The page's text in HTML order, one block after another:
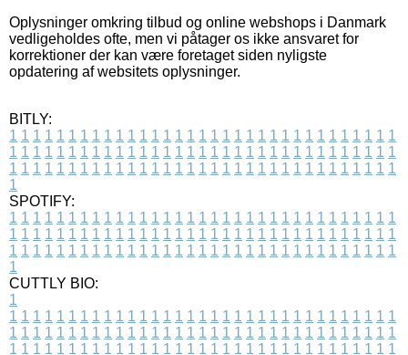
Oplysninger omkring tilbud og online webshops i Danmark
vedligeholdes ofte, men vi påtager os ikke ansvaret for
korrektioner der kan være foretaget siden nyligste
opdatering af websitets oplysninger.
BITLY:
1 1 1 1 1 1 1 1 1 1 1 1 1 1 1 1 1 1 1 1 1 1 1 1 1 1 1 1 1 1 1 1 1
1 1 1 1 1 1 1 1 1 1 1 1 1 1 1 1 1 1 1 1 1 1 1 1 1 1 1 1 1 1 1 1 1
1 1 1 1 1 1 1 1 1 1 1 1 1 1 1 1 1 1 1 1 1 1 1 1 1 1 1 1 1 1 1 1 1
1
SPOTIFY:
1 1 1 1 1 1 1 1 1 1 1 1 1 1 1 1 1 1 1 1 1 1 1 1 1 1 1 1 1 1 1 1 1
1 1 1 1 1 1 1 1 1 1 1 1 1 1 1 1 1 1 1 1 1 1 1 1 1 1 1 1 1 1 1 1 1
1 1 1 1 1 1 1 1 1 1 1 1 1 1 1 1 1 1 1 1 1 1 1 1 1 1 1 1 1 1 1 1 1
1
CUTTLY BIO:
1
1 1 1 1 1 1 1 1 1 1 1 1 1 1 1 1 1 1 1 1 1 1 1 1 1 1 1 1 1 1 1 1 1
1 1 1 1 1 1 1 1 1 1 1 1 1 1 1 1 1 1 1 1 1 1 1 1 1 1 1 1 1 1 1 1 1
1 1 1 1 1 1 1 1 1 1 1 1 1 1 1 1 1 1 1 1 1 1 1 1 1 1 1 1 1 1 1 1 1